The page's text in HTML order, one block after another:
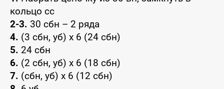
кольцо сс
2-3. 30 сбн – 2 ряда
4. (3 сбн, уб) x 6 (24 сбн)
5. 24 сбн
6. (2 сбн, уб) x 6 (18 сбн)
7. (сбн, уб) x 6 (12 сбн)